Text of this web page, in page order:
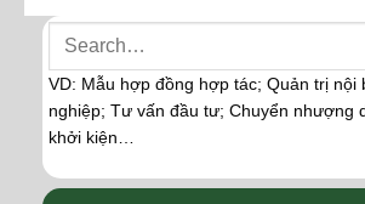
VD: Mẫu hợp đồng hợp tác; Quản trị nội
nghiệp; Tư vấn đầu tư; Chuyển nhượng
khởi kiện…